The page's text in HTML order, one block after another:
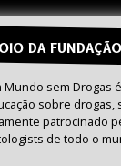
DA FUNDAÇÃO
Mundo sem Drogas
sobre drogas,
patrocinado
de todo o